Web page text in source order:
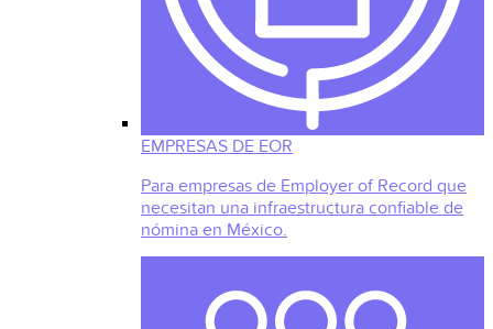
EMPRESAS DE EOR
Para empresas de Employer of Record que
necesitan una infraestructura confiable de
nómina en México.